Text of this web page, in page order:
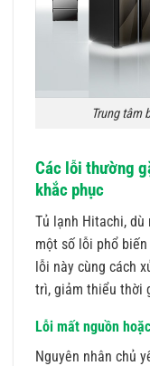
Trung tâm
Các lỗi thường
khắc phục
Tủ lạnh Hitachi, dù
một số lỗi phổ
lỗi này cùng cách
trì, giảm thiểu thời
Lỗi mất nguồn
Nguyên nhân chủ